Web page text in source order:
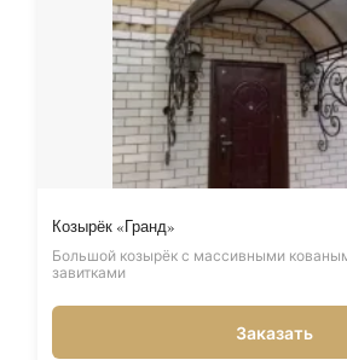
Козырёк «Гранд»
Большой козырёк с массивными
завитками
Заказать